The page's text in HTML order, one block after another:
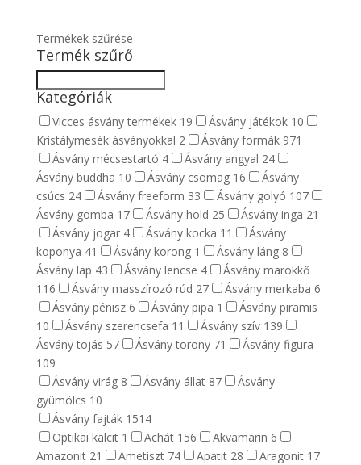
Termékek szűrése
Termék szűrő
Kategóriák
Vicces ásvány termékek 19 Ásvány játékok 10
Kristálymesék ásványokkal 2 Ásvány formák 971
Ásvány mécsestartó 4 Ásvány angyal 24
Ásvány buddha 10 Ásvány csomag 16
Ásvány
csúcs 24 Ásvány freeform 33 Ásvány golyó 107
Ásvány gomba 17 Ásvány hold 25 Ásvány inga 21
Ásvány jogar 4 Ásvány kocka 11
Ásvány
koponya 41 Ásvány korong 1 Ásvány láng 8
Ásvány lap 43 Ásvány lencse 4
Ásvány marokkő
116
Ásvány masszírozó rúd 27 Ásvány merkaba 6
Ásvány pénisz 6 Ásvány pipa 1
Ásvány piramis
10
Ásvány szerencsefa 11 Ásvány szív 139
Ásvány tojás 57 Ásvány torony 71
Ásvány-figura
109
Ásvány virág 8 Ásvány állat 87
Ásvány
gyümölcs 10
Ásvány fajták 1514
Optikai kalcit 1 Achát 156 Akvamarin 6
Amazonit 21 Ametiszt 74 Apatit 28 Aragonit 17